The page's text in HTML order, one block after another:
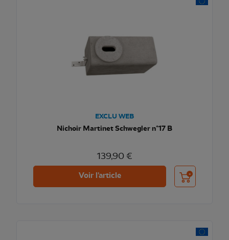
EXCLU WEB
Nichoir Martinet Schwegler n°17 B
139,90 €
Voir l'article Ajouter au